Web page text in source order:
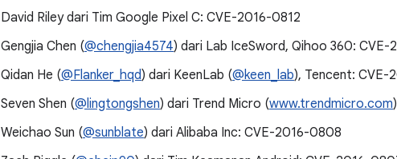
David Riley dari Tim Google Pixel C: CVE-2016-0812
Gengjia Chen (@chengjia4574) dari Lab IceSword, Qihoo 360:
Qidan He (@Flanker_hqd) dari KeenLab (@keen_lab), Tencent: CVE-
Seven Shen (@lingtongshen) dari Trend Micro (www.trendmicro.com
Weichao Sun (@sunblate) dari Alibaba Inc: CVE-2016-0808